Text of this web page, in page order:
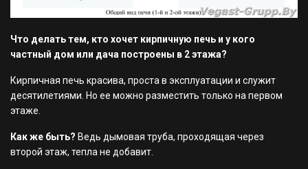
Что делать тем, кто хочет кирпичную печь и у кого
частный дом или дача построены в 2 этажа?
Кирпичная печь красива, проста в эксплуатации и служит
десятилетиями. Но ее можно разместить только на первом
этаже.
Как же быть? Ведь дымовая труба, проходящая через
второй этаж, тепла не добавит.